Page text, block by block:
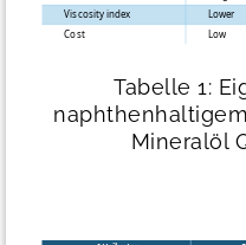
Tabelle 1:
Mineralöl